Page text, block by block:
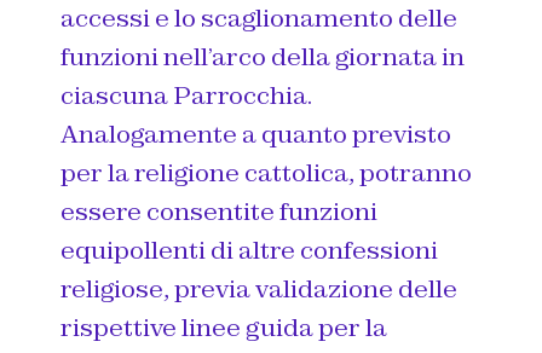
accessi e lo scaglionamento delle
funzioni nell’arco della giornata in
ciascuna Parrocchia.
Analogamente a quanto previsto
per la religione cattolica, potranno
essere consentite funzioni
equipollenti di altre confessioni
religiose, previa validazione delle
rispettive linee guida per la